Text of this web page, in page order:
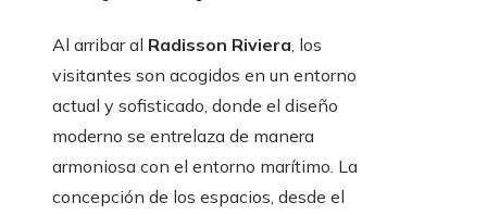
Al arribar al Radisson Riviera, los
visitantes son acogidos en un entorno
actual y sofisticado, donde el diseño
moderno se entrelaza de manera
armoniosa con el entorno marítimo. La
concepción de los espacios, desde el